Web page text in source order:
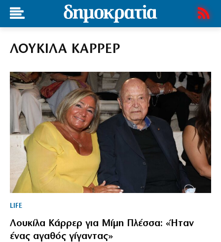
ΛΟΥΚΙΛΑ ΚΑΡΡΕΡ
LIFE
Λουκίλα Κάρρερ για Μίμη Πλέσσα: «Ήταν
ένας αγαθός γίγαντας»